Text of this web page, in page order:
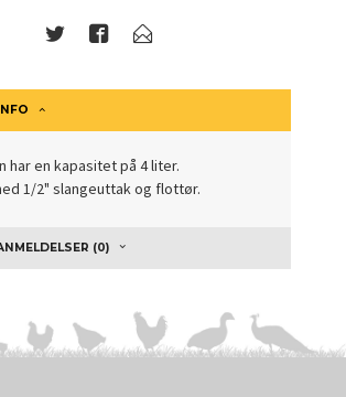
har en kapasitet på 4 liter.
1/2" slangeuttak og flottør.
(0)